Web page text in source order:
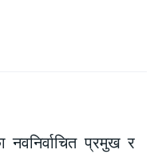
प्रमुख र